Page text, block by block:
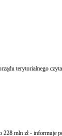
Jeśli program naprawczy dla gminy
228 mln zł - informuje